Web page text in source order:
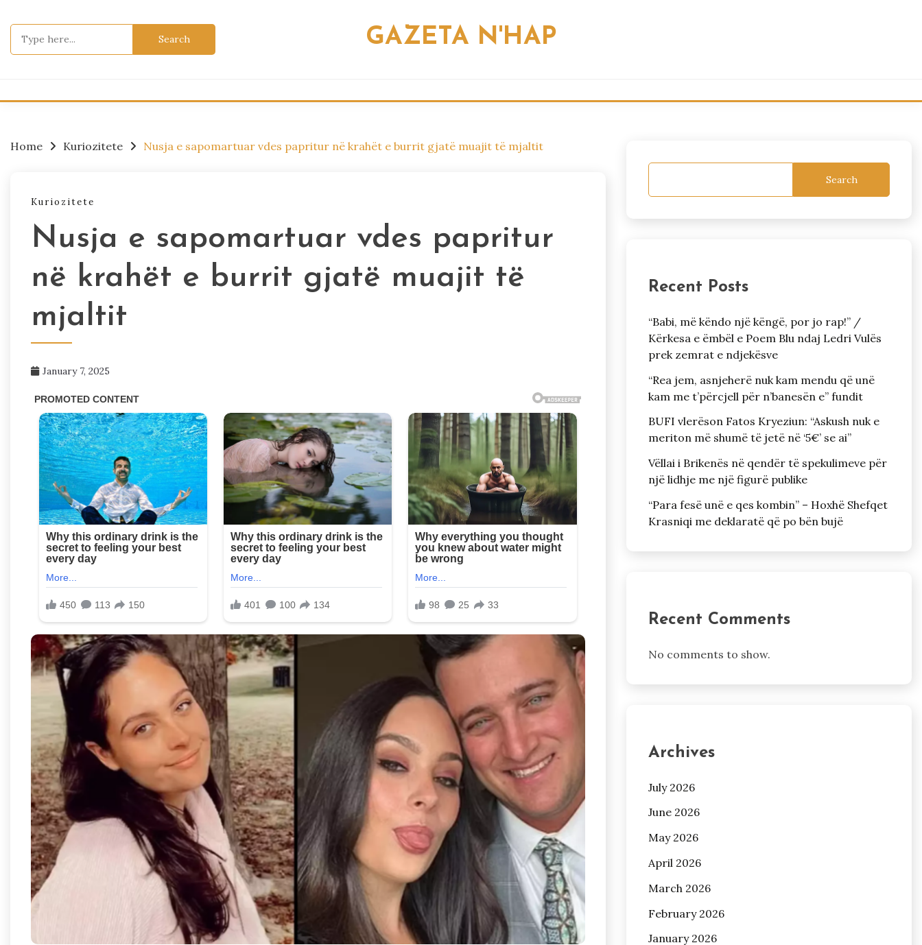
to
content
GAZETA N'HAP
Home Kuriozitete Nusja e sapomartuar vdes papritur në krahët e burrit gjatë muajit të mjaltit
Kuriozitete
Nusja e sapomartuar vdes papritur
në krahët e burrit gjatë muajit të
mjaltit
January 7, 2025
Search
Recent Posts
“Babi, më këndo një këngë, por jo rap!” /
Kërkesa e ëmbël e Poem Blu ndaj Ledri Vulës
prek zemrat e ndjekësve
“Rea jem, asnjeherë nuk kam mendu që unë
kam me t’përcjell për n’banesën e” fundit
BUFI vlerëson Fatos Kryeziun: “Askush nuk e
meriton më shumë të jetë në ‘5€’ se ai”
Vëllai i Brikenës në qendër të spekulimeve për
një lidhje me një figurë publike
“Para fesë unë e qes kombin” – Hoxhë Shefqet
Krasniqi me deklaratë që po bën bujë
Recent Comments
No comments to show.
Archives
July 2026
June 2026
May 2026
April 2026
March 2026
February 2026
January 2026